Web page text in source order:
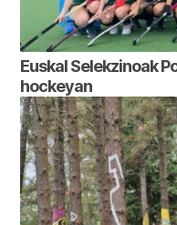
Euskal Selekzinoak
hockeyan